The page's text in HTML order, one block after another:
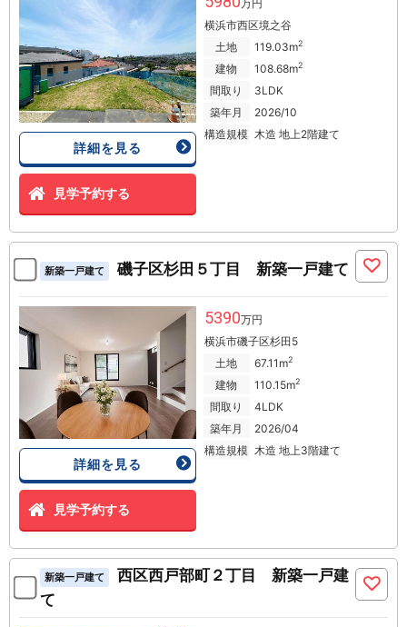
詳細を見る
見学予約する
万円
横浜市西区境之谷
土地
119.03m2
建物 108.68m2
間取り
3LDK
築年月
2026/10
構造規模 木造 地上2階建て
新築一戸建て 磯子区杉田５丁目 新築一戸建て
詳細を見る
見学予約する
5390万円
横浜市磯子区杉田5
土地
67.11m2
建物 110.15m2
間取り
4LDK
築年月
2026/04
構造規模 木造 地上3階建て
新築一戸建て
西区西戸部町２丁目 新築一戸建
て